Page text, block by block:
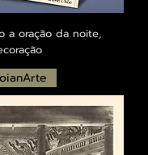
a oração da noite,